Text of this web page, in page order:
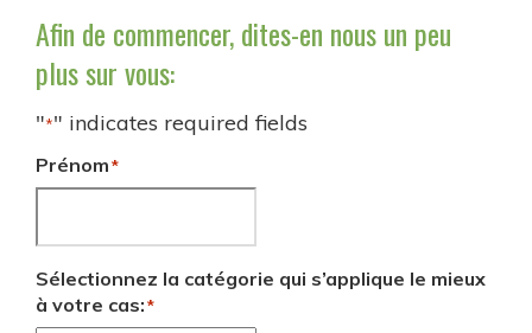
Afin de commencer, dites-en nous un peu
plus sur vous:
"*" indicates required fields
Prénom*
Sélectionnez la catégorie qui s’applique le mieux
à votre cas:*